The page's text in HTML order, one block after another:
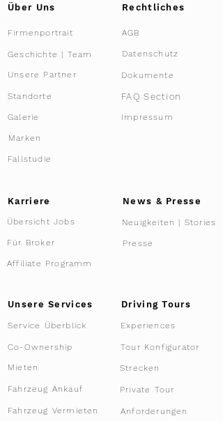
Über Uns Rechtliches
Firmenportrait AGB
Geschichte | Team
Unsere Partner
Standorte
Galerie
Datenschutz
Dokumente
FAQ Section
Impressum
Marken
Fallstudie
Karriere
Übersicht Jobs
Für Broker
Affiliate Programm
News & Presse
Neuigkeiten | Stories
Presse
Unsere Services
Service Überblick
Mieten
Co-Ownership
Fahrzeug Ankauf
Fahrzeug Vermieten
Driving Tours
Experiences
Tour Konfigurator
Strecken
Private Tour
Anforderungen